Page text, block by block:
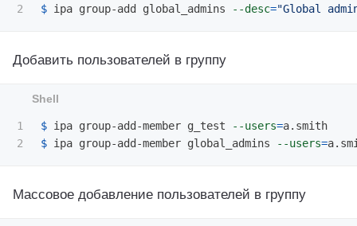
$ ipa group-add global_admins --desc="Global
Добавить пользователей в группу
1
$ ipa group-add-member g_test --users=
$ ipa group-add-member global_admins --users=
Массовое добавление пользователей в группу